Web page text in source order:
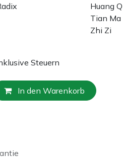
Huang
Tian Ma
Zhi Zi
Steuern
In den Warenkorb